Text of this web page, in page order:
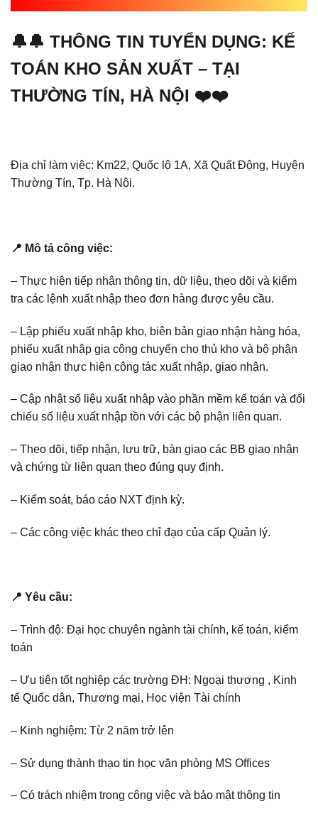
🔔🔔 THÔNG TIN TUYỂN DỤNG: KẾ
TOÁN KHO SẢN XUẤT – TẠI
THƯỜNG TÍN, HÀ NỘI ❤️❤️
Địa chỉ làm việc: Km22, Quốc lộ 1A, Xã Quất Động, Huyện
Thường Tín, Tp. Hà Nội.
📍 Mô tả công việc:
– Thực hiện tiếp nhận thông tin, dữ liệu, theo dõi và kiểm
tra các lệnh xuất nhập theo đơn hàng được yêu cầu.
– Lập phiếu xuất nhập kho, biên bản giao nhận hàng hóa,
phiếu xuất nhập gia công chuyển cho thủ kho và bộ phận
giao nhận thực hiện công tác xuất nhập, giao nhận.
– Cập nhật số liệu xuất nhập vào phần mềm kế toán và đối
chiếu số liệu xuất nhập tồn với các bộ phận liên quan.
– Theo dõi, tiếp nhận, lưu trữ, bàn giao các BB giao nhận
và chứng từ liên quan theo đúng quy định.
– Kiểm soát, báo cáo NXT định kỳ.
– Các công việc khác theo chỉ đạo của cấp Quản lý.
📍 Yêu cầu:
– Trình độ: Đại học chuyên ngành tài chính, kế toán, kiểm
toán
– Ưu tiên tốt nghiệp các trường ĐH: Ngoại thương , Kinh
tế Quốc dân, Thương mại, Học viện Tài chính
– Kinh nghiệm: Từ 2 năm trở lên
– Sử dụng thành thạo tin học văn phòng MS Offices
– Có trách nhiệm trong công việc và bảo mật thông tin